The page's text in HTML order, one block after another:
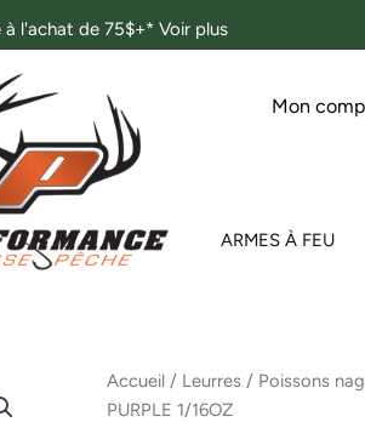
l'achat de 75$+* Voir plus
Mon
ARMES À FEU
Accueil / Leurres / Poissons
PURPLE 1/16OZ
quantité
de